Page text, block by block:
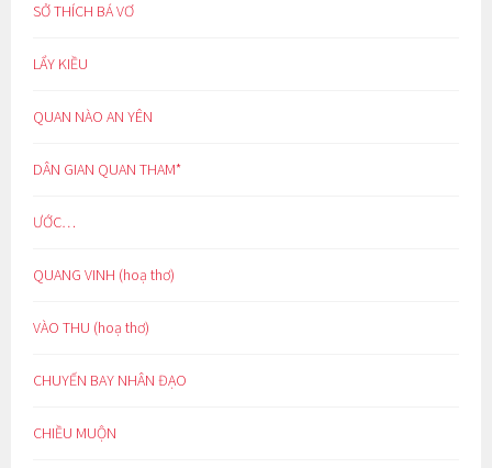
SỞ THÍCH BÁ VƠ
LẨY KIỀU
QUAN NÀO AN YÊN
DÂN GIAN QUAN THAM*
ƯỚC…
QUANG VINH (hoạ thơ)
VÀO THU (hoạ thơ)
CHUYẾN BAY NHÂN ĐẠO
CHIỀU MUỘN